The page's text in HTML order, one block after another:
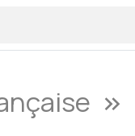
keyboard_double_arrow_right